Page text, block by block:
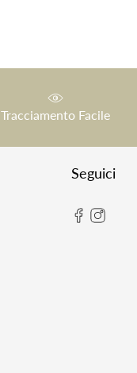
Tracciamento Facile
Seguici